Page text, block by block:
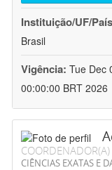
Instituição/UF/
Brasil
Vigência: Tue Dec
00:00:00 BRT 2026
COORDENADOR(A)
CIÊNCIAS EXATAS E